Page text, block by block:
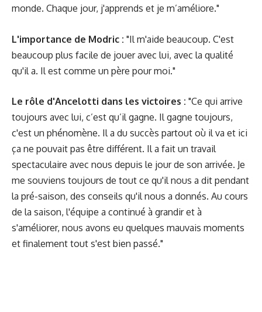
monde. Chaque jour, j'apprends et je m’améliore."
L'importance de Modric : "Il m'aide beaucoup. C'est
beaucoup plus facile de jouer avec lui, avec la qualité
qu'il a. Il est comme un père pour moi."
Le rôle d'Ancelotti dans les victoires : "Ce qui arrive
toujours avec lui, c’est qu’il gagne. Il gagne toujours,
c'est un phénomène. Il a du succès partout où il va et ici
ça ne pouvait pas être différent. Il a fait un travail
spectaculaire avec nous depuis le jour de son arrivée. Je
me souviens toujours de tout ce qu'il nous a dit pendant
la pré-saison, des conseils qu'il nous a donnés. Au cours
de la saison, l'équipe a continué à grandir et à
s'améliorer, nous avons eu quelques mauvais moments
et finalement tout s'est bien passé."